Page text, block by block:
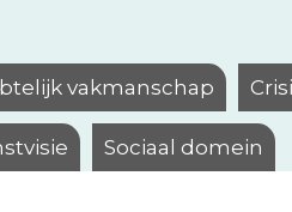
vakmanschap
Sociaal domein